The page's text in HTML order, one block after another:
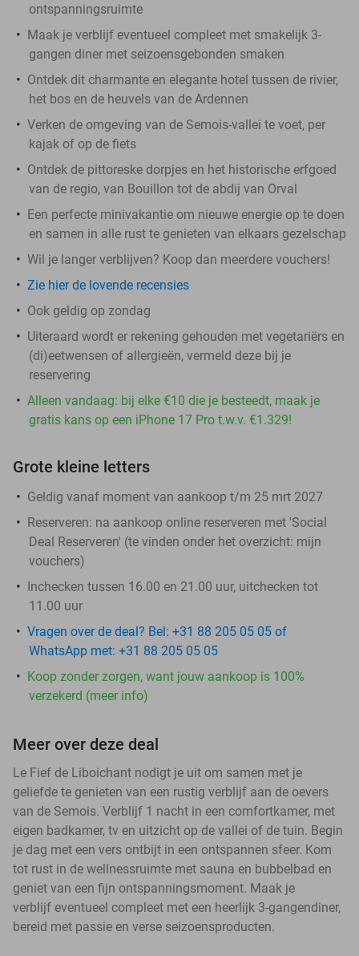
ontspanningsruimte
Maak je verblijf eventueel compleet met smakelijk 3-
gangen diner met seizoensgebonden smaken
Ontdek dit charmante en elegante hotel tussen de rivier,
het bos en de heuvels van de Ardennen
Verken de omgeving van de Semois-vallei te voet, per
kajak of op de fiets
Ontdek de pittoreske dorpjes en het historische erfgoed
van de regio, van Bouillon tot de abdij van Orval
Een perfecte minivakantie om nieuwe energie op te doen
en samen in alle rust te genieten van elkaars gezelschap
Wil je langer verblijven? Koop dan meerdere vouchers!
Zie hier de lovende recensies
Ook geldig op zondag
Uiteraard wordt er rekening gehouden met vegetariërs en
(di)eetwensen of allergieën, vermeld deze bij je
reservering
Alleen vandaag: bij elke €10 die je besteedt, maak je
gratis kans op een iPhone 17 Pro t.w.v. €1.329!
Grote kleine letters
Geldig vanaf moment van aankoop t/m 25 mrt 2027
Reserveren: na aankoop online reserveren met 'Social
Deal Reserveren' (te vinden onder het overzicht: mijn
vouchers)
Inchecken tussen 16.00 en 21.00 uur, uitchecken tot
11.00 uur
Vragen over de deal? Bel: +31 88 205 05 05 of
WhatsApp met: +31 88 205 05 05
Koop zonder zorgen, want jouw aankoop is 100%
verzekerd (meer info)
Meer over deze deal
Le Fief de Liboichant nodigt je uit om samen met je
geliefde te genieten van een rustig verblijf aan de oevers
van de Semois. Verblijf 1 nacht in een comfortkamer, met
eigen badkamer, tv en uitzicht op de vallei of de tuin. Begin
je dag met een vers ontbijt in een ontspannen sfeer. Kom
tot rust in de wellnessruimte met sauna en bubbelbad en
geniet van een fijn ontspanningsmoment. Maak je
verblijf eventueel compleet met een heerlijk 3-gangendiner,
bereid met passie en verse seizoensproducten.